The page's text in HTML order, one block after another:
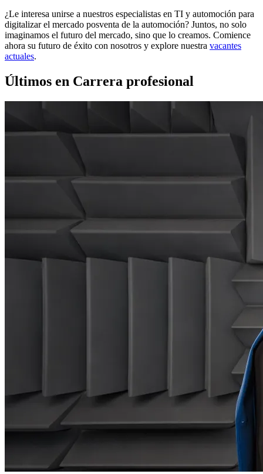
¿Le interesa unirse a nuestros especialistas en TI y automoción para
digitalizar el mercado posventa de la automoción? Juntos, no solo
imaginamos el futuro del mercado, sino que lo creamos. Comience
ahora su futuro de éxito con nosotros y explore nuestra vacantes
actuales.
Últimos en Carrera profesional